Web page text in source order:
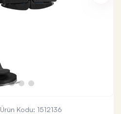
Ürün Kodu: 1512136